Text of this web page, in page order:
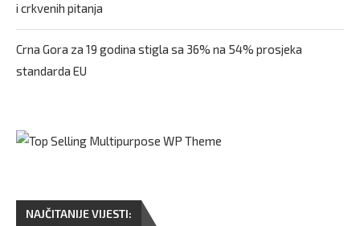
i crkvenih pitanja
Crna Gora za 19 godina stigla sa 36% na 54% prosjeka
standarda EU
NAJČITANIJE VIJESTI: